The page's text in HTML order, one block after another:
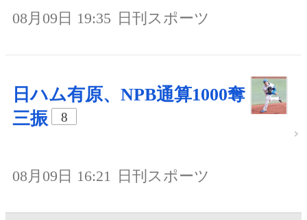
08月09日 19:35 日刊スポーツ
日ハム有原、NPB通算1000奪
三振
8
08月09日 16:21 日刊スポーツ